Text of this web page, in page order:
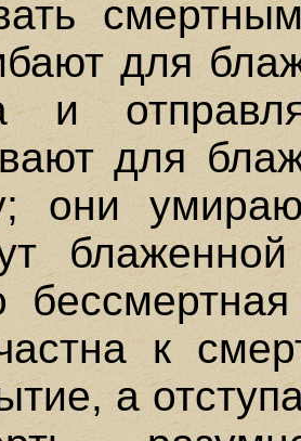
для
и
для
они
к
а